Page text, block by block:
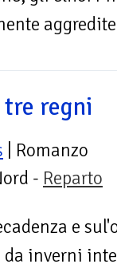
tre regni
| Romanzo
- Reparto
e
inverni